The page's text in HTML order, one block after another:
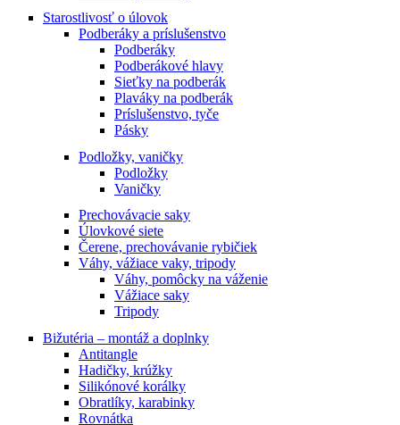
Starostlivosť o úlovok
Podberáky a príslušenstvo
Podberáky
Podberákové hlavy
Sieťky na podberák
Plaváky na podberák
Príslušenstvo, tyče
Pásky
Podložky, vaničky
Podložky
Vaničky
Prechovávacie saky
Úlovkové siete
Čerene, prechovávanie rybičiek
Váhy, vážiace vaky, tripody
Váhy, pomôcky na váženie
Vážiace saky
Tripody
Bižutéria – montáž a doplnky
Antitangle
Hadičky, krúžky
Silikónové korálky
Obratlíky, karabinky
Rovnátka